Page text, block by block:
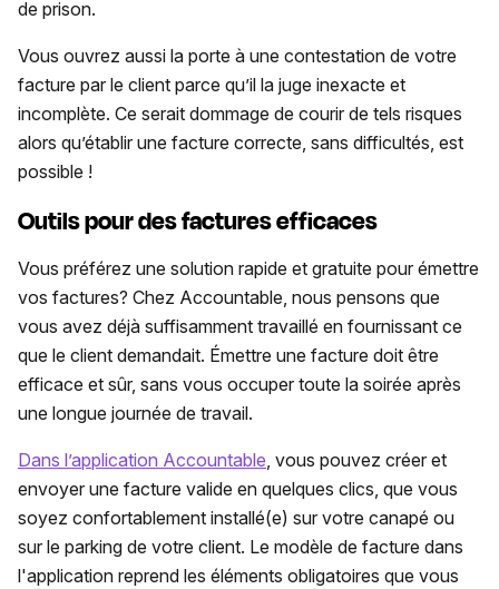
de prison.
Vous ouvrez aussi la porte à une contestation de votre
facture par le client parce qu’il la juge inexacte et
incomplète. Ce serait dommage de courir de tels risques
alors qu’établir une facture correcte, sans difficultés, est
possible !
Outils pour des factures efficaces
Vous préférez une solution rapide et gratuite pour émettre
vos factures? Chez Accountable, nous pensons que
vous avez déjà suffisamment travaillé en fournissant ce
que le client demandait. Émettre une facture doit être
efficace et sûr, sans vous occuper toute la soirée après
une longue journée de travail.
Dans l’application Accountable, vous pouvez créer et
envoyer une facture valide en quelques clics, que vous
soyez confortablement installé(e) sur votre canapé ou
sur le parking de votre client. Le modèle de facture dans
l'application reprend les éléments obligatoires que vous